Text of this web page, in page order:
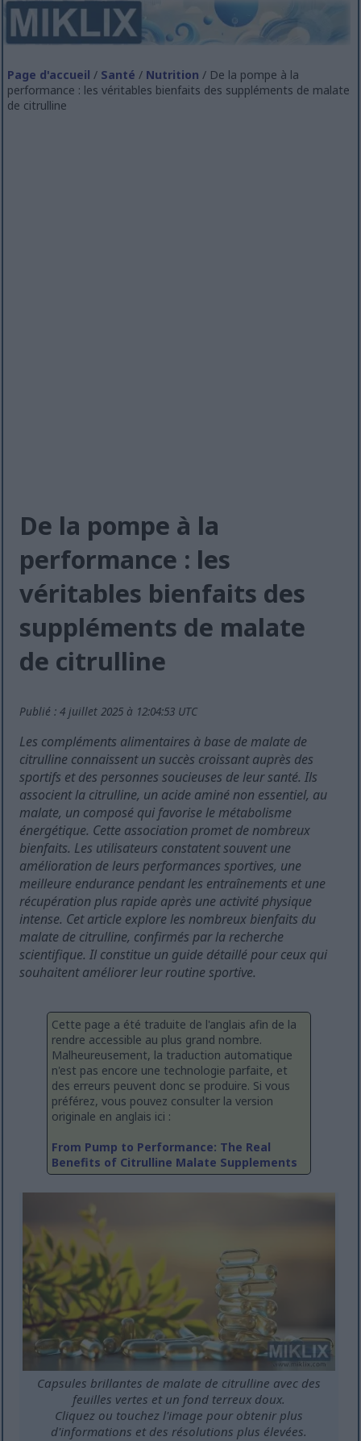
Page d'accueil / Santé / Nutrition / De la pompe à la
performance : les véritables bienfaits des suppléments de malate
de citrulline
De la pompe à la
performance : les
véritables bienfaits des
suppléments de malate
de citrulline
Publié : 4 juillet 2025 à 12:04:53 UTC
Les compléments alimentaires à base de malate de
citrulline connaissent un succès croissant auprès des
sportifs et des personnes soucieuses de leur santé. Ils
associent la citrulline, un acide aminé non essentiel, au
malate, un composé qui favorise le métabolisme
énergétique. Cette association promet de nombreux
bienfaits. Les utilisateurs constatent souvent une
amélioration de leurs performances sportives, une
meilleure endurance pendant les entraînements et une
récupération plus rapide après une activité physique
intense. Cet article explore les nombreux bienfaits du
malate de citrulline, confirmés par la recherche
scientifique. Il constitue un guide détaillé pour ceux qui
souhaitent améliorer leur routine sportive.
Cette page a été traduite de l'anglais afin de la
rendre accessible au plus grand nombre.
Malheureusement, la traduction automatique
n'est pas encore une technologie parfaite, et
des erreurs peuvent donc se produire. Si vous
préférez, vous pouvez consulter la version
originale en anglais ici :
From Pump to Performance: The Real
Benefits of Citrulline Malate Supplements
Capsules brillantes de malate de citrulline avec des
feuilles vertes et un fond terreux doux.
Cliquez ou touchez l'image pour obtenir plus
d'informations et des résolutions plus élevées.